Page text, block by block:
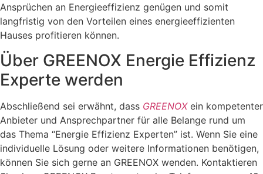
Ansprüchen an Energieeffizienz genügen und somit
langfristig von den Vorteilen eines energieeffizienten
Hauses profitieren können.
Über GREENOX Energie Effizienz
Experte werden
Abschließend sei erwähnt, dass GREENOXein kompetenter
Anbieter und Ansprechpartner für alle Belange rund um
das Thema “Energie Effizienz Experten” ist. Wenn Sie eine
individuelle Lösung oder weitere Informationen benötigen,
können Sie sich gerne an GREENOX wenden. Kontaktieren